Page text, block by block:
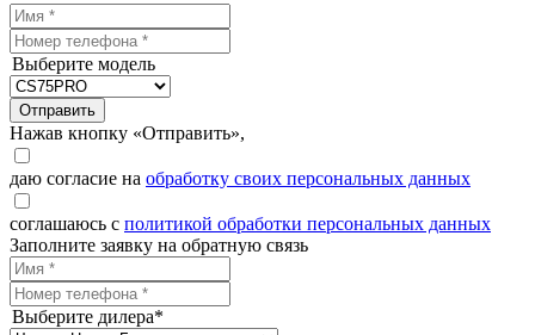
Выберите модель
Отправить
Нажав кнопку «Отправить»,
даю согласие на обработку своих персональных данных
соглашаюсь с политикой обработки персональных данных
Заполните заявку на обратную связь
Выберите дилера*